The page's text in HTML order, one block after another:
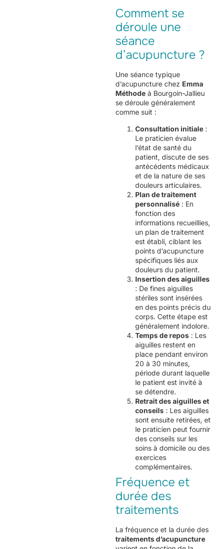
Comment se
déroule une
séance
d’acupuncture ?
Une séance typique
d’acupuncture chez Emma
Méthode à Bourgoin-Jallieu
se déroule généralement
comme suit :
Consultation initiale :
Le praticien évalue
l’état de santé du
patient, discute de ses
antécédents médicaux
et de la nature de ses
douleurs articulaires.
Plan de traitement
personnalisé : En
fonction des
informations recueillies,
un plan de traitement
est établi, ciblant les
points d’acupuncture
spécifiques liés aux
douleurs du patient.
Insertion des aiguilles
: De fines aiguilles
stériles sont insérées
en des points précis du
corps. Cette étape est
généralement indolore.
Temps de repos : Les
aiguilles restent en
place pendant environ
20 à 30 minutes,
période durant laquelle
le patient est invité à
se détendre.
Retrait des aiguilles et
conseils : Les aiguilles
sont ensuite retirées, et
le praticien peut fournir
des conseils sur les
soins à domicile ou des
exercices
complémentaires.
Fréquence et
durée des
traitements
La fréquence et la durée des
traitements d’acupuncture